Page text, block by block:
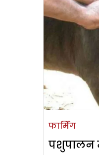
फार्मिंग
पशुपालन